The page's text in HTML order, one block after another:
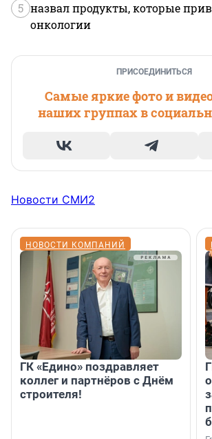
5 назвал продукты, которые
онкологии
ПРИСОЕДИНИТЬСЯ
Самые яркие фото и
наших группах в
Новости СМИ2
НОВОСТИ КОМПАНИЙ
ГК «Едино» поздравляет
коллег и партнёров с Днём
строителя!